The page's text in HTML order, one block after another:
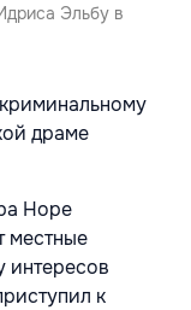
Эльбу в
драме
Hope
местные
интересов
к